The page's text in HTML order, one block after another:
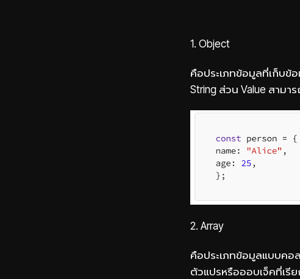
1. Object
คือประเภทข้อมูลที่เก็บข้อ
String ส่วน Value สามา
2. Array
คือประเภทข้อมูลแบบคอ
ตัวแปรหรือออบเจ็คที่เรีย